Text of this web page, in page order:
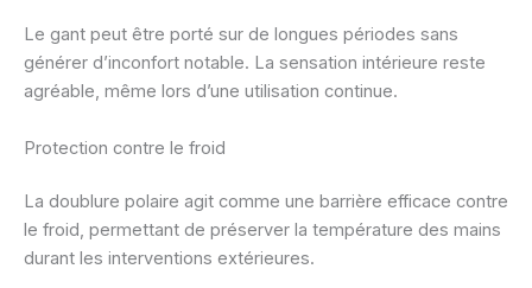
Le gant peut être porté sur de longues périodes sans
générer d’inconfort notable. La sensation intérieure reste
agréable, même lors d’une utilisation continue.
Protection contre le froid
La doublure polaire agit comme une barrière efficace contre
le froid, permettant de préserver la température des mains
durant les interventions extérieures.